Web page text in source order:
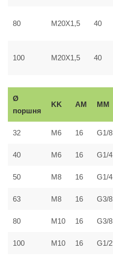
80 M20X1,5 40
100 M20X1,5 40
Ø
поршня
KK AM ММ
32 М6 16 G1/8
40 М6 16 G1/4
50 М8 16 G1/4
63 М8 16 G3/8
80 М10 16 G3/8
100 М10 16 G1/2